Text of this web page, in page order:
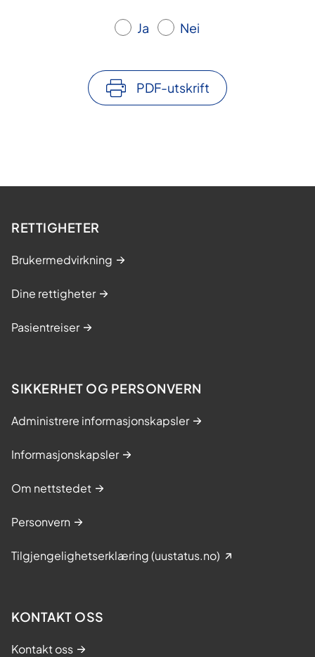
Ja Nei
PDF-utskrift
RETTIGHETER
Brukermedvirkning
Dine rettigheter
Pasientreiser
SIKKERHET OG PERSONVERN
Administrere informasjonskapsler
Informasjonskapsler
Om nettstedet
Personvern
Tilgjengelighetserklæring (uustatus.no)
KONTAKT OSS
Kontakt oss